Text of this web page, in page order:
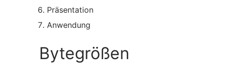
Präsentation
Anwendung
Bytegrößen